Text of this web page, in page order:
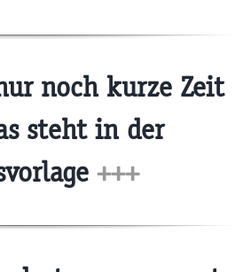
noch kurze Zeit
steht in der
+++